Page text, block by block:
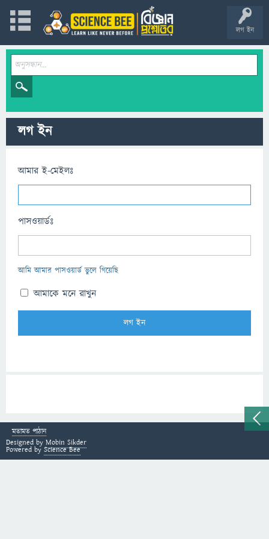
লগ ইন
লগ ইন
আমার ই-মেইলঃ
পাসওয়ার্ডঃ
আমি আমার পাসওয়ার্ড ভুলে গিয়েছি
আমাকে মনে রাখুন
মতামত পাঠান
Designed by Mobin Sikder
Powered by Science Bee